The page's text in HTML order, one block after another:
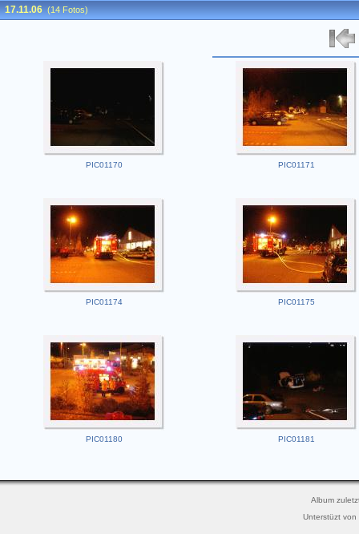
17.11.06 (14 Fotos)
PIC01170 PIC01171
PIC01174 PIC01175
PIC01180 PIC01181
Album
Unterstüzt von